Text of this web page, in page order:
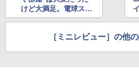
けど大満足。電球スピ
ーカー+スマートスピ
［ミニレビュー］の他